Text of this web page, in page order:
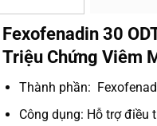
Fexofenadin 30
Triệu Chứng Viêm
Thành phần:
Công dụng: Hỗ trợ điều